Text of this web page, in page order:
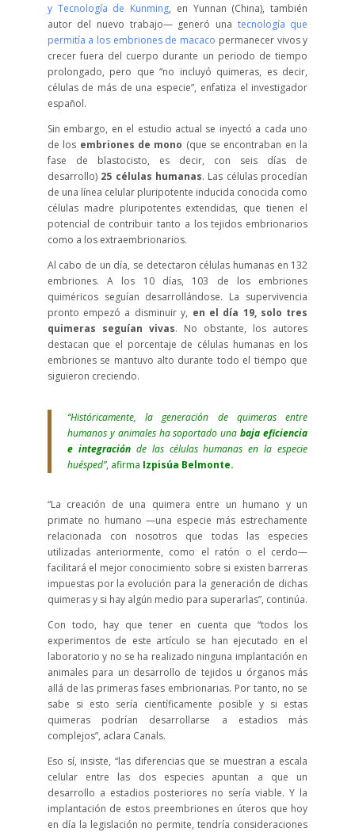
y Tecnología de Kunming, en Yunnan (China), también
autor del nuevo trabajo— generó una tecnología que
permitía a los embriones de macaco permanecer vivos y
crecer fuera del cuerpo durante un periodo de tiempo
prolongado, pero que “no incluyó quimeras, es decir,
células de más de una especie”, enfatiza el investigador
español.
Sin embargo, en el estudio actual se inyectó a cada uno
de los embriones de mono (que se encontraban en la
fase de blastocisto, es decir, con seis días de
desarrollo) 25 células humanas. Las células procedían
de una línea celular pluripotente inducida conocida como
células madre pluripotentes extendidas, que tienen el
potencial de contribuir tanto a los tejidos embrionarios
como a los extraembrionarios.
Al cabo de un día, se detectaron células humanas en 132
embriones. A los 10 días, 103 de los embriones
quiméricos seguían desarrollándose. La supervivencia
pronto empezó a disminuir y, en el día 19, solo tres
quimeras seguían vivas. No obstante, los autores
destacan que el porcentaje de células humanas en los
embriones se mantuvo alto durante todo el tiempo que
siguieron creciendo.
“Históricamente, la generación de quimeras entre
humanos y animales ha soportado unabaja eficiencia
e integraciónde las células humanas en la especie
huésped”, afirma Izpisúa Belmonte.
“La creación de una quimera entre un humano y un
primate no humano —una especie más estrechamente
relacionada con nosotros que todas las especies
utilizadas anteriormente, como el ratón o el cerdo—
facilitará el mejor conocimiento sobre si existen barreras
impuestas por la evolución para la generación de dichas
quimeras y si hay algún medio para superarlas”, continúa.
Con todo, hay que tener en cuenta que “todos los
experimentos de este artículo se han ejecutado en el
laboratorio y no se ha realizado ninguna implantación en
animales para un desarrollo de tejidos u órganos más
allá de las primeras fases embrionarias. Por tanto, no se
sabe si esto sería científicamente posible y si estas
quimeras podrían desarrollarse a estadios más
complejos”, aclara Canals.
Eso sí, insiste, “las diferencias que se muestran a escala
celular entre las dos especies apuntan a que un
desarrollo a estadios posteriores no sería viable. Y la
implantación de estos preembriones en úteros que hoy
en día la legislación no permite, tendría consideraciones